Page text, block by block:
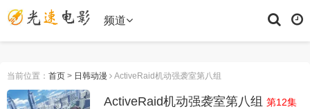
频道
当前位置： 首页 > 日韩动漫 ActiveRaid机动强袭室第八组
ActiveRaid机动强袭室第八组 第12集